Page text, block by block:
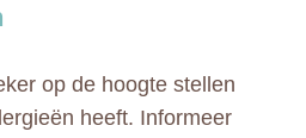
op de hoogte stellen
heeft. Informeer